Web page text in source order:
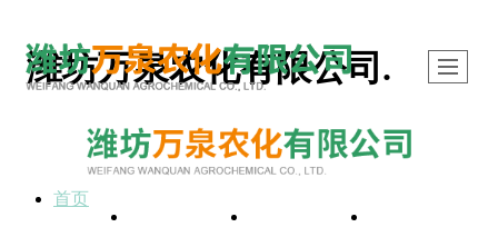
潍坊万泉农化有限公司.
首页